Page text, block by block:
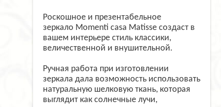
Роскошное и презентабельное
зеркало Momenti casa Matisse создаст в
вашем интерьере стиль классики,
величественной и внушительной.
Ручная работа при изготовлении
зеркала дала возможность использовать
натуральную шелковую ткань, которая
выглядит как солнечные лучи,